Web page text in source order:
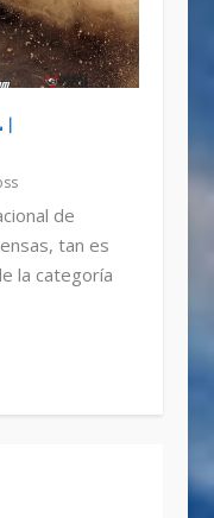
|
de
tan es
la categoría